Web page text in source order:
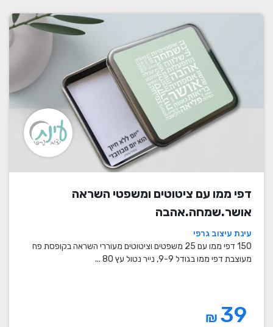
דפי ממו עם ציטוטים ומשפטי השראה
אושר.שמחה.אהבה
עינת עיצוב גרפי
150 דפי ממו עם 25 משפטים וציטוטים מעוררי השראה בקופסת פח
מעוצבת דפי ממו בגודל 9-9, נייר נטול עץ 80 ...
₪